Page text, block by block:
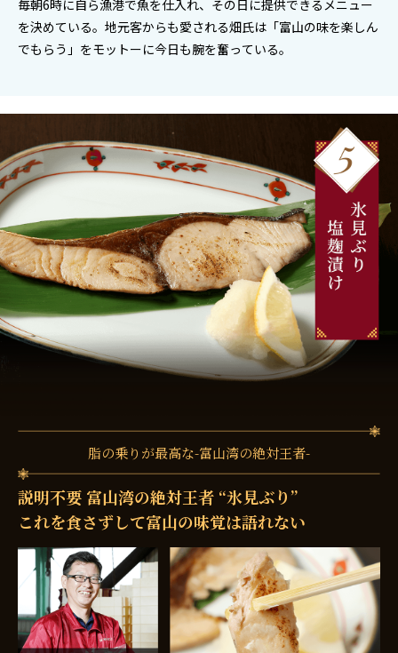
毎朝6時に自ら漁港で魚を仕入れ、その日に提供できるメニュー
を決めている。地元客からも愛される畑氏は「富山の味を楽しん
でもらう」をモットーに今日も腕を奮っている。
脂の乗りが最高な-富山湾の絶対王者-
説明不要 富山湾の絶対王者 “氷見ぶり”
これを食さずして富山の味覚は語れない